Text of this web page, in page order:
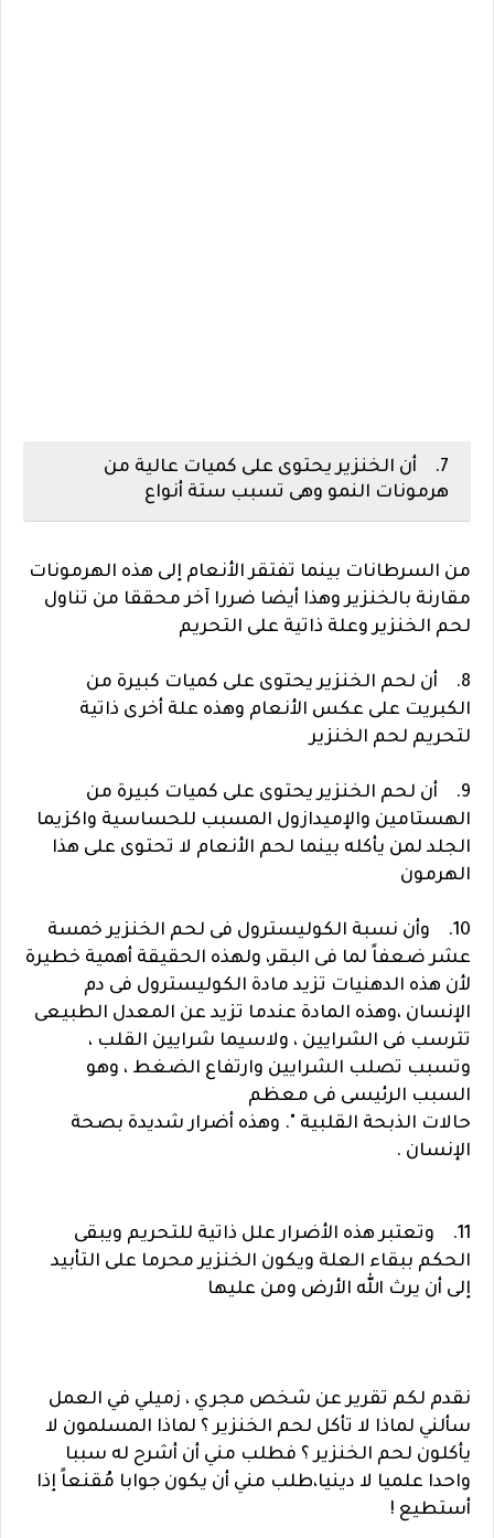
7. أن الخنزير يحتوى على كميات عالية من
هرمونات النمو وهى تسبب ستة أنواع
من السرطانات بينما تفتقر الأنعام إلى هذه الهرمونات
مقارنة بالخنزير وهذا أيضا ضررا آخر محققا من تناول
لحم الخنزير وعلة ذاتية على التحريم
8. أن لحم الخنزير يحتوى على كميات كبيرة من
الكبريت على عكس الأنعام وهذه علة أخرى ذاتية
لتحريم لحم الخنزير
9. أن لحم الخنزير يحتوى على كميات كبيرة من
الهستامين والإميدازول المسبب للحساسية واكزيما
الجلد لمن يأكله بينما لحم الأنعام لا تحتوى على هذا
الهرمون
10. وأن نسبة الكوليسترول فى لحم الخنزير خمسة
عشر ضعفاً لما فى البقر، ولهذه الحقيقة أهمية خطيرة
لأن هذه الدهنيات تزيد مادة الكوليسترول فى دم
الإنسان ،وهذه المادة عندما تزيد عن المعدل الطبيعى
تترسب فى الشرايين ، ولاسيما شرايين القلب ،
وتسبب تصلب الشرايين وارتفاع الضغط ، وهو
السبب الرئيسى فى معظم
حالات الذبحة القلبية ". وهذه أضرار شديدة بصحة
الإنسان .
11. وتعتبر هذه الأضرار علل ذاتية للتحريم ويبقى
الحكم ببقاء العلة ويكون الخنزير محرما على التأبيد
إلى أن يرث الله الأرض ومن عليها
نقدم لكم تقرير عن شخص مجري ، زميلي في العمل
سألني لماذا لا تأكل لحم الخنزير ؟ لماذا المسلمون لا
يأكلون لحم الخنزير ؟ فطلب مني أن أشرح له سببا
واحدا علميا لا دينيا،طلب مني أن يكون جوابا مُقنعاً إذا
أستطيع !